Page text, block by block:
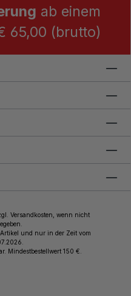
ab einem
65,00 (brutto)
Versandkosten, wenn nicht
und nur in der Zeit vom
Mindestbestellwert 150 €.